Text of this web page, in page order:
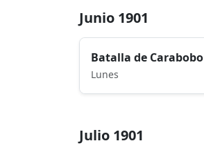
Junio 1901
Batalla de Carabobo
Lunes
Julio 1901